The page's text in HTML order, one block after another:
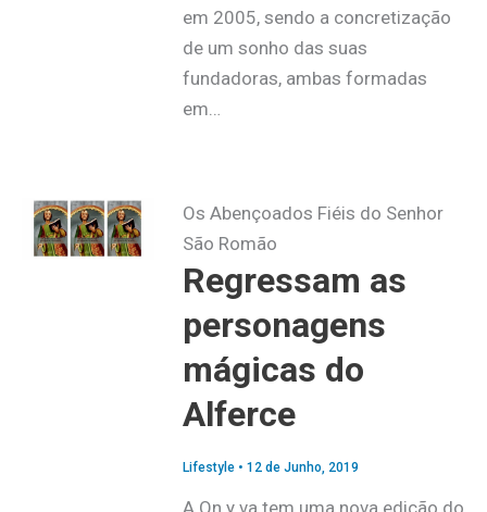
em 2005, sendo a concretização
de um sonho das suas
fundadoras, ambas formadas
em…
Os Abençoados Fiéis do Senhor
São Romão
Regressam as
personagens
mágicas do
Alferce
Lifestyle• 12 de Junho, 2019
A On y va tem uma nova edição do